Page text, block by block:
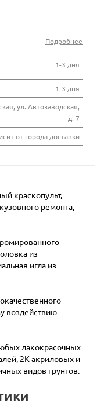
Подробнее
1-3 дня
1-3 дня
ул. Автозаводская,
д. 7
от города доставки
краскопульт,
ремонта,
из
игла из
воздействию
лакокрасочных
2К акриловых и
видов грунтов.